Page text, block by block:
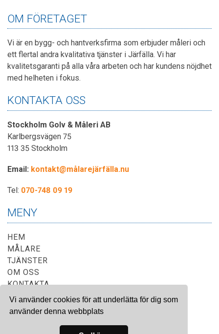
Vi använder cookies för att underlätta för dig som
använder denna webbplats
OM FÖRETAGET
Vi är en bygg- och hantverksfirma som erbjuder måleri och
ett flertal andra kvalitativa tjänster i Järfälla. Vi har
kvalitetsgaranti på alla våra arbeten och har kundens nöjdhet
med helheten i fokus.
KONTAKTA OSS
Stockholm Golv & Måleri AB
Karlbergsvägen 75
113 35 Stockholm
Email: kontakt@målarejärfälla.nu
Tel: 070-748 09 19
MENY
HEM
MÅLARE
TJÄNSTER
OM OSS
KONTAKTA
©2026